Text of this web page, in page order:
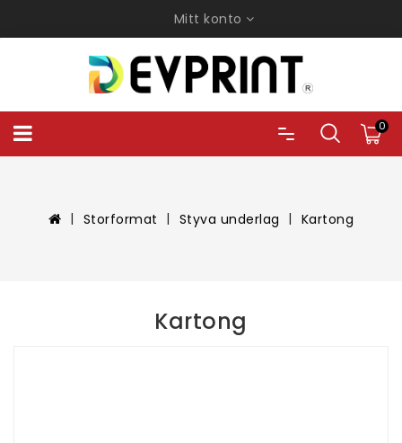
Mitt konto
0
Storformat Styva underlag Kartong
Kartong